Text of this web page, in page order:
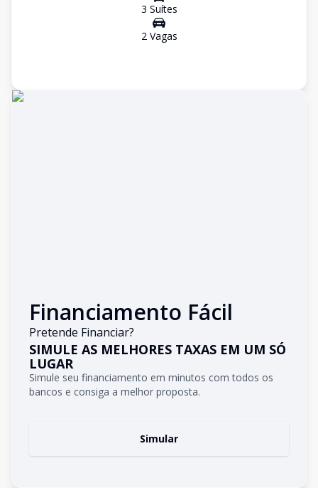
3 Suítes
2Vagas
Financiamento Fácil
Pretende Financiar?
SIMULE AS MELHORES TAXAS EM UM SÓ
LUGAR
Simule seu financiamento em minutos com todos os
bancos e consiga a melhor proposta.
Simular